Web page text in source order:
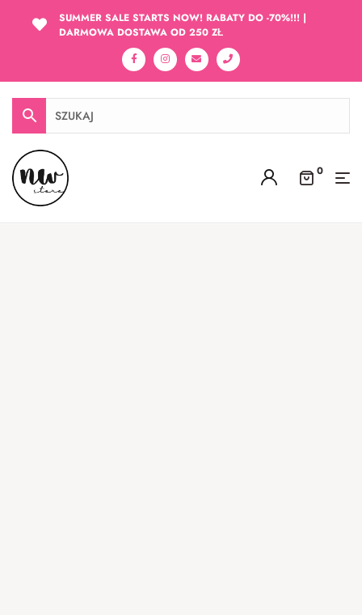
SUMMER SALE STARTS NOW! RABATY DO -70%!!! |
DARMOWA DOSTAWA OD 250 ZŁ
0